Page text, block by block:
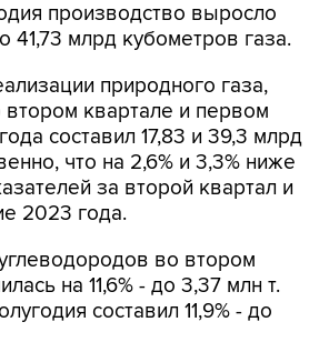
производство выросло
41,73 млрд кубометров газа.
природного газа,
квартале и первом
составил 17,83 и 39,3 млрд
что на 2,6% и 3,3% ниже
за второй квартал и
2023 года.
во втором
на 11,6% - до 3,37 млн т.
составил 11,9% - до